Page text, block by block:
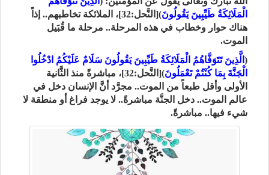
الْمَلَائِكَةُ طَيِّبِينَ يَقُولُونَ
)[النَّحل:32]، الملائكة تخاطبهم.. إذاً
هناك حوار وخطاب في هذه المرحلة.. مرحلة ما قُبَيل
الموت.
(الَّذِينَ تَتَوَفَّاهُمُ الْمَلَائِكَةُ طَيِّبِينَ يَقُولُونَ سَلَامٌ عَلَيْكُمُ ادْخُلُوا
الْجَنَّةَ بِمَا كُنْتُمْ تَعْمَلُونَ
)[النَّحل:32]، مباشرةً منذ الثَّانية
الأولى وأقل طبعاً من الموت.. مجرَّد أنَّ الإنسان دخل في
عالم الموت.. دخل الجنَّة مباشرةً.. لا يوجد فراغ أو منطقة لا
شيء فيها.. مباشرةً.